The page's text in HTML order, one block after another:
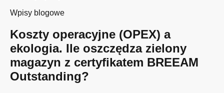
Wpisy blogowe
Koszty operacyjne (OPEX) a
ekologia. Ile oszczędza zielony
magazyn z certyfikatem BREEAM
Outstanding?